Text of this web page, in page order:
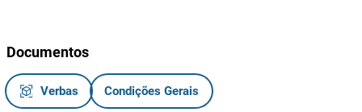
Documentos
Verbas Condições Gerais